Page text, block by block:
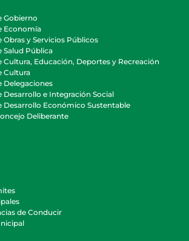
Gobierno
Economía
Obras y Servicios Públicos
Salud Pública
Cultura, Educación, Deportes y Recreación
Cultura
Delegaciones
Desarrollo e Integración Social
Desarrollo Económico Sustentable
Deliberante
de Conducir